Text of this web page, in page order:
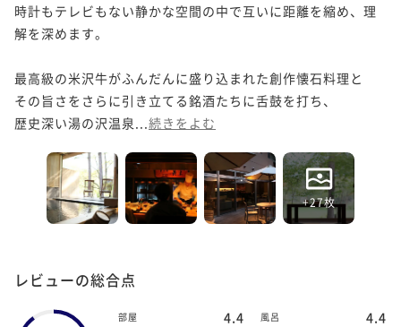
時計もテレビもない静かな空間の中で互いに距離を縮め、理
解を深めます。
最高級の米沢牛がふんだんに盛り込まれた創作懐石料理と
その旨さをさらに引き立てる銘酒たちに舌鼓を打ち、
歴史深い湯の沢温泉... 続きをよむ
+27枚
レビューの総合点
部屋 4.4 風呂 4.4